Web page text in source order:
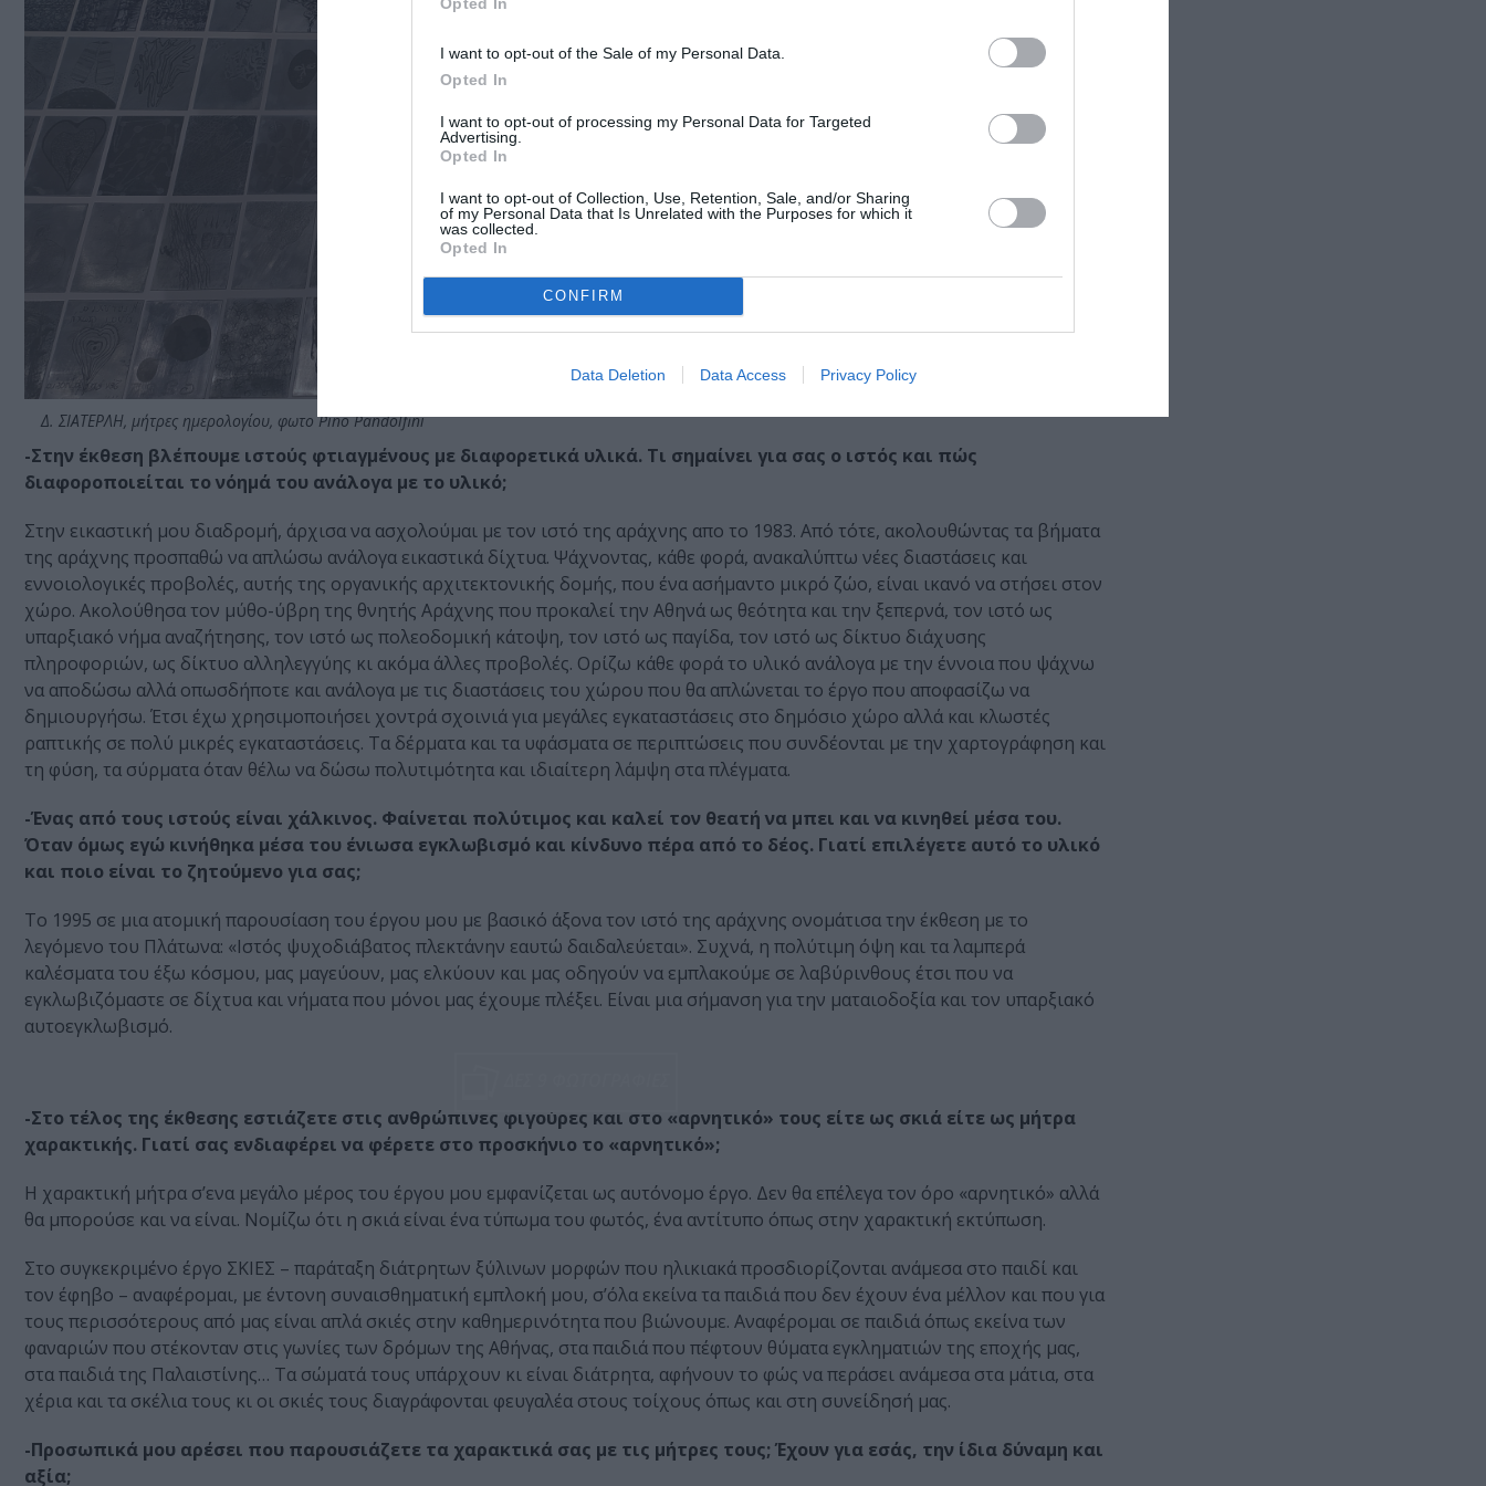
I want to opt-out of the Sale of my Personal Data.
Opted In
I want to opt-out of processing my Personal Data for Targeted
Advertising.
Opted In
I want to opt-out of Collection, Use, Retention, Sale, and/or Sharing
of my Personal Data that Is Unrelated with the Purposes for which it
was collected.
Opted In
CONFIRM
Data Deletion Data Access Privacy Policy
Δ. ΣΙΑΤΕΡΛΗ, μήτρες ημερολογίου, φωτο Pino Pandolfini
-Στην έκθεση βλέπουμε ιστούς φτιαγμένους με διαφορετικά υλικά. Τι σημαίνει για σας ο ιστός και πώς
διαφοροποιείται το νόημά του ανάλογα με το υλικό;
Στην εικαστική μου διαδρομή, άρχισα να ασχολούμαι με τον ιστό της αράχνης απο το 1983. Από τότε, ακολουθώντας τα βήματα
της αράχνης προσπαθώ να απλώσω ανάλογα εικαστικά δίχτυα. Ψάχνοντας, κάθε φορά, ανακαλύπτω νέες διαστάσεις και
εννοιολογικές προβολές, αυτής της οργανικής αρχιτεκτονικής δομής, που ένα ασήμαντο μικρό ζώο, είναι ικανό να στήσει στον
χώρο. Ακολούθησα τον μύθο-ύβρη της θνητής Αράχνης που προκαλεί την Αθηνά ως θεότητα και την ξεπερνά, τον ιστό ως
υπαρξιακό νήμα αναζήτησης, τον ιστό ως πολεοδομική κάτοψη, τον ιστό ως παγίδα, τον ιστό ως δίκτυο διάχυσης
πληροφοριών, ως δίκτυο αλληλεγγύης κι ακόμα άλλες προβολές. Ορίζω κάθε φορά το υλικό ανάλογα με την έννοια που ψάχνω
να αποδώσω αλλά οπωσδήποτε και ανάλογα με τις διαστάσεις του χώρου που θα απλώνεται το έργο που αποφασίζω να
δημιουργήσω. Έτσι έχω χρησιμοποιήσει χοντρά σχοινιά για μεγάλες εγκαταστάσεις στο δημόσιο χώρο αλλά και κλωστές
ραπτικής σε πολύ μικρές εγκαταστάσεις. Τα δέρματα και τα υφάσματα σε περιπτώσεις που συνδέονται με την χαρτογράφηση και
τη φύση, τα σύρματα όταν θέλω να δώσω πολυτιμότητα και ιδιαίτερη λάμψη στα πλέγματα.
-Ένας από τους ιστούς είναι χάλκινος. Φαίνεται πολύτιμος και καλεί τον θεατή να μπει και να κινηθεί μέσα του.
Όταν όμως εγώ κινήθηκα μέσα του ένιωσα εγκλωβισμό και κίνδυνο πέρα από το δέος. Γιατί επιλέγετε αυτό το υλικό
και ποιο είναι το ζητούμενο για σας;
Το 1995 σε μια ατομική παρουσίαση του έργου μου με βασικό άξονα τον ιστό της αράχνης ονομάτισα την έκθεση με το
λεγόμενο του Πλάτωνα: «Ιστός ψυχοδιάβατος πλεκτάνην εαυτώ δαιδαλεύεται». Συχνά, η πολύτιμη όψη και τα λαμπερά
καλέσματα του έξω κόσμου, μας μαγεύουν, μας ελκύουν και μας οδηγούν να εμπλακούμε σε λαβύρινθους έτσι που να
εγκλωβιζόμαστε σε δίχτυα και νήματα που μόνοι μας έχουμε πλέξει. Είναι μια σήμανση για την ματαιοδοξία και τον υπαρξιακό
αυτοεγκλωβισμό.
-Στο τέλος της έκθεσης εστιάζετε στις ανθρώπινες φιγούρες και στο «αρνητικό» τους είτε ως σκιά είτε ως μήτρα
χαρακτικής. Γιατί σας ενδιαφέρει να φέρετε στο προσκήνιο το «αρνητικό»;
Η χαρακτική μήτρα σ’ενα μεγάλο μέρος του έργου μου εμφανίζεται ως αυτόνομο έργο. Δεν θα επέλεγα τον όρο «αρνητικό» αλλά
θα μπορούσε και να είναι. Νομίζω ότι η σκιά είναι ένα τύπωμα του φωτός, ένα αντίτυπο όπως στην χαρακτική εκτύπωση.
Στο συγκεκριμένο έργο ΣΚΙΕΣ – παράταξη διάτρητων ξύλινων μορφών που ηλικιακά προσδιορίζονται ανάμεσα στο παιδί και
τον έφηβο – αναφέρομαι, με έντονη συναισθηματική εμπλοκή μου, σ’όλα εκείνα τα παιδιά που δεν έχουν ένα μέλλον και που για
τους περισσότερους από μας είναι απλά σκιές στην καθημερινότητα που βιώνουμε. Αναφέρομαι σε παιδιά όπως εκείνα των
φαναριών που στέκονταν στις γωνίες των δρόμων της Αθήνας, στα παιδιά που πέφτουν θύματα εγκληματιών της εποχής μας,
στα παιδιά της Παλαιστίνης… Τα σώματά τους υπάρχουν κι είναι διάτρητα, αφήνουν το φώς να περάσει ανάμεσα στα μάτια, στα
χέρια και τα σκέλια τους κι οι σκιές τους διαγράφονται φευγαλέα στους τοίχους όπως και στη συνείδησή μας.
-Προσωπικά μου αρέσει που παρουσιάζετε τα χαρακτικά σας με τις μήτρες τους; Έχουν για εσάς, την ίδια δύναμη και
αξία;